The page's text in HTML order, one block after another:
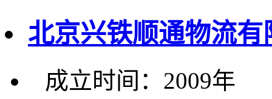
北京兴铁顺通物流有
成立时间：2009年